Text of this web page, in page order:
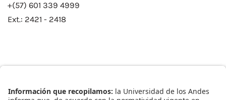
+(57) 601 339 4999
Ext.: 2421 - 2418